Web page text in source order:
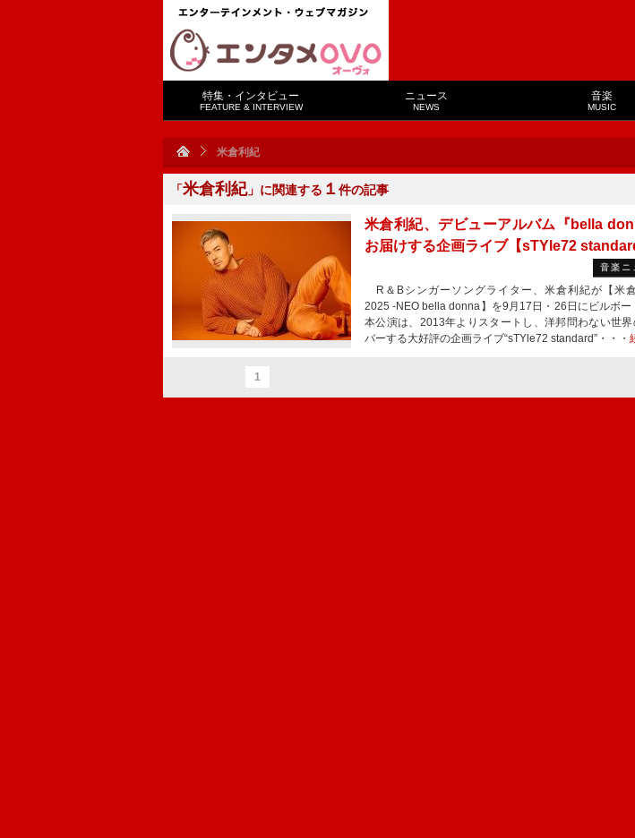
特集・インタビュー
FEATURE & INTERVIEW
ニュース
NEWS
音楽
MUSIC
米倉利紀
「米倉利紀」に関連する １ 件の記事
米倉利紀、デビューアルバム『bella
お届けする企画ライブ【sTYle72
音楽ニ
R＆Bシンガーソングライター、米倉利紀が【米
2025 -NEO bella donna】を9月17日・26日にビルボ
本公演は、2013年よりスタートし、洋邦問わない世
バーする大好評の企画ライブ“sTYle72 standard”・・・
1